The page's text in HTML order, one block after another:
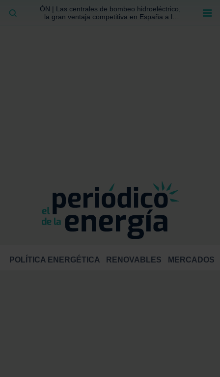
ÓN | Las centrales de bombeo hidroeléctrico,
la gran ventaja competitiva en España a la
POLÍTICA ENERGÉTICA RENOVABLES MERCADOS
BUSCAR